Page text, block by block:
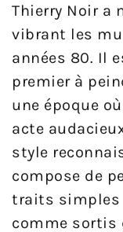
Thierry Noir a
vibrant les
années 80. Il
premier à
une époque
acte
style
compose de
traits simples
comme sortis